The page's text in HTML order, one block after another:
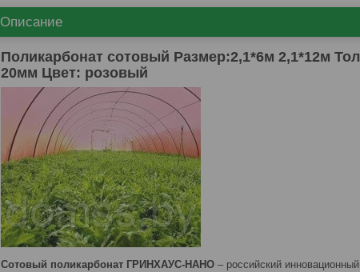
Описание
Поликарбонат сотовый Размер:2,1*6м 2,1*12м
20мм Цвет: розовый
Сотовый поликарбонат ГРИНХАУС-НАНО – российский